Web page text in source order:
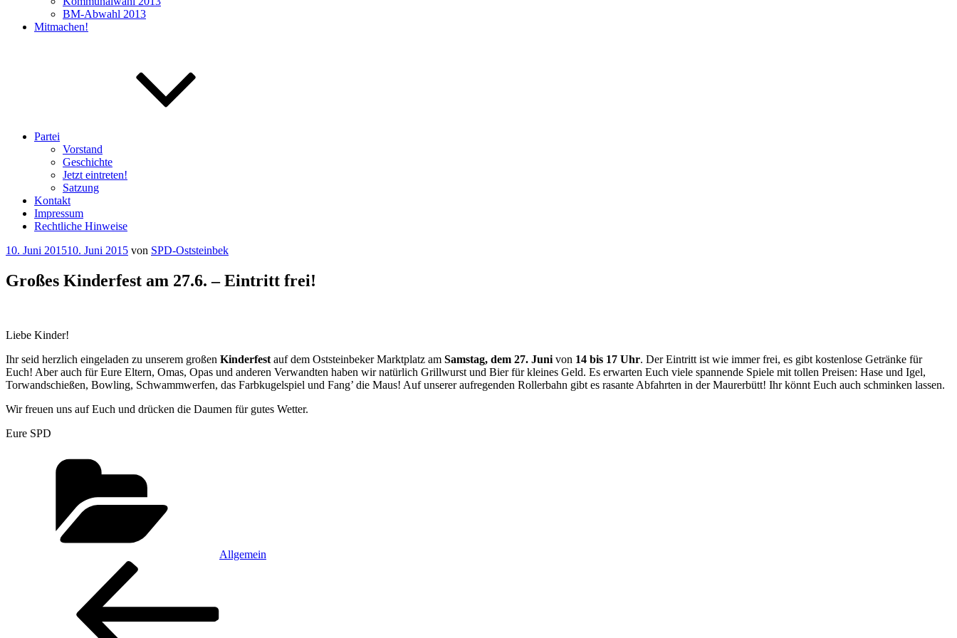
BM-Abwahl 2013
Mitmachen!
Partei
Vorstand
Geschichte
Jetzt eintreten!
Satzung
Kontakt
Impressum
Rechtliche Hinweise
Veröffentlicht
10. Juni 201510. Juni 2015 von SPD-Oststeinbek
Großes Kinderfest am 27.6. – Eintritt frei!
Liebe Kinder!
Ihr seid herzlich eingeladen zu unserem großen Kinderfest auf dem Oststeinbeker Marktplatz am Samstag, dem 27. Juni von 14 bis 17 Uhr. Der Eintritt ist wie immer frei, es gibt kostenlose Getränke für
Euch! Aber auch für Eure Eltern, Omas, Opas und anderen Verwandten haben wir natürlich Grillwurst und Bier für kleines Geld. Es erwarten Euch viele spannende Spiele mit tollen Preisen: Hase und Igel,
Torwandschießen, Bowling, Schwammwerfen, das Farbkugelspiel und Fang’ die Maus! Auf unserer aufregenden Rollerbahn gibt es rasante Abfahrten in der Maurerbütt! Ihr könnt Euch auch schminken lassen.
Wir freuen uns auf Euch und drücken die Daumen für gutes Wetter.
Eure SPD
Allgemein
Beitragsnavigation